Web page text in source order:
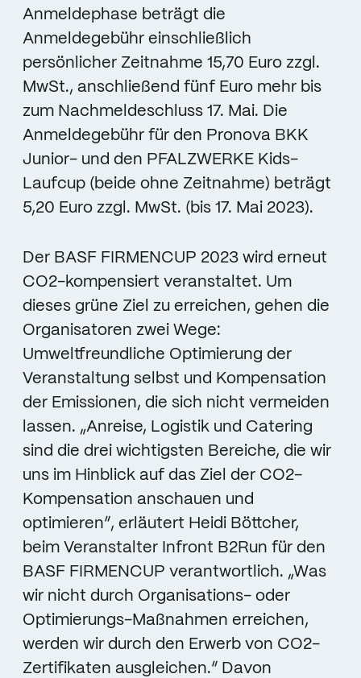
Anmeldephase beträgt die
Anmeldegebühr einschließlich
persönlicher Zeitnahme 15,70 Euro zzgl.
MwSt., anschließend fünf Euro mehr bis
zum Nachmeldeschluss 17. Mai. Die
Anmeldegebühr für den Pronova BKK
Junior- und den PFALZWERKE Kids-
Laufcup (beide ohne Zeitnahme) beträgt
5,20 Euro zzgl. MwSt. (bis 17. Mai 2023).
Der BASF FIRMENCUP 2023 wird erneut
CO2-kompensiert veranstaltet. Um
dieses grüne Ziel zu erreichen, gehen die
Organisatoren zwei Wege:
Umweltfreundliche Optimierung der
Veranstaltung selbst und Kompensation
der Emissionen, die sich nicht vermeiden
lassen. „Anreise, Logistik und Catering
sind die drei wichtigsten Bereiche, die wir
uns im Hinblick auf das Ziel der CO2-
Kompensation anschauen und
optimieren“, erläutert Heidi Böttcher,
beim Veranstalter Infront B2Run für den
BASF FIRMENCUP verantwortlich. „Was
wir nicht durch Organisations- oder
Optimierungs-Maßnahmen erreichen,
werden wir durch den Erwerb von CO2-
Zertifikaten ausgleichen.“ Davon